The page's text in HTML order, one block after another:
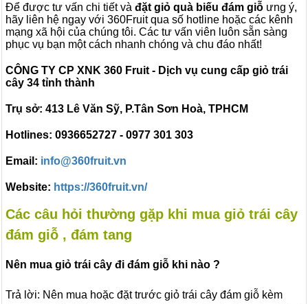
Để được tư vấn chi tiết và đặt giỏ quà biếu đám giỗ ưng ý,
hãy liên hệ ngay với 360Fruit qua số hotline hoặc các kênh
mạng xã hội của chúng tôi. Các tư vấn viên luôn sẵn sàng
phục vụ bạn một cách nhanh chóng và chu đáo nhất!
CÔNG TY CP XNK 360 Fruit - Dịch vụ cung cấp giỏ trái
cây 34 tỉnh thành
Trụ sở: 413 Lê Văn Sỹ, P.Tân Sơn Hoà, TPHCM
Hotlines: 0936652727 - 0977 301 303
Email: info@360fruit.vn
Website: https://360fruit.vn/
Các câu hỏi thường gặp khi mua giỏ trái cây
đám giỗ , đám tang
Nên mua giỏ trái cây đi đám giỗ khi nào ?
Trả lời: Nên mua hoặc đặt trước giỏ trái cây đám giỗ kèm